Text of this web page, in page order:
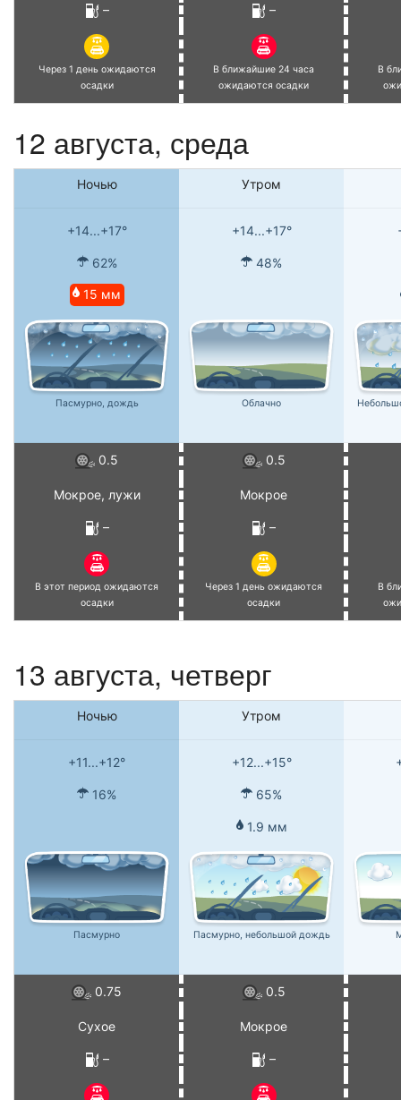
– –
Через 1 день ожидаются
осадки
В ближайшие 24 часа
ожидаются осадки
В
12 августа, среда
Ночью Утром
+14...+17° +14...+17°
62% 48%
15 мм
Пасмурно, дождь Облачно
0.5 0.5
Мокрое, лужи Мокрое
– –
В этот период ожидаются
осадки
Через 1 день ожидаются
осадки
В
13 августа, четверг
Ночью Утром
+11...+12° +12...+15°
16% 65%
1.9 мм
Пасмурно Пасмурно, небольшой дождь
0.75 0.5
Сухое Мокрое
– –